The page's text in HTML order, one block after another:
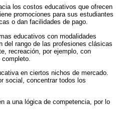
los costos educativos que ofrecen
promociones para sus estudiantes
o dan facilidades de pago.
educativos con modalidades
del rango de las profesiones clásicas
recreación, por ejemplo, con
en ciertos nichos de mercado.
social, concentrar todos los
a una lógica de competencia, por lo